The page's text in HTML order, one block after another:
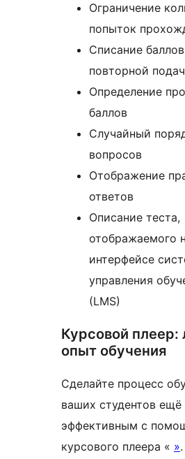
Ограничение
попыток
Списание
повторной
Определение
баллов
Случайный
вопросов
Отображение
ответов
Описание теста,
отображаемого
интерфейсе
управления
(LMS)
Курсовой плеер:
опыт обучения
Сделайте процесс
ваших студентов ещё
эффективным с
курсового плеера « »